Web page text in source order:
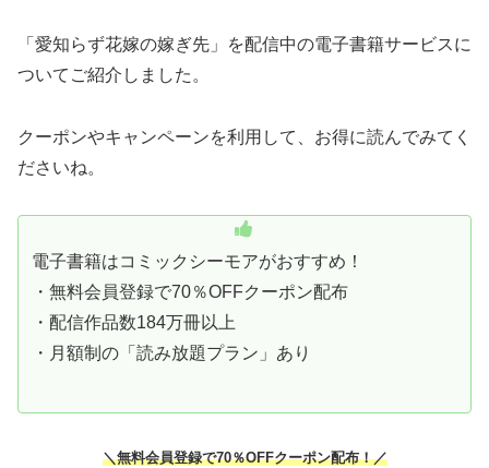
「愛知らず花嫁の嫁ぎ先」を配信中の電子書籍サービスに
ついてご紹介しました。
クーポンやキャンペーンを利用して、お得に読んでみてく
ださいね。
電子書籍はコミックシーモアがおすすめ！
・無料会員登録で70％OFFクーポン配布
・配信作品数184万冊以上
・月額制の「読み放題プラン」あり
＼無料会員登録で70％OFFクーポン配布！／